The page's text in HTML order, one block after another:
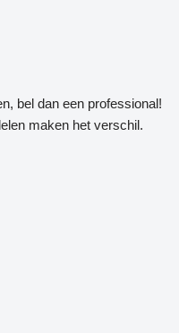
bel dan een professional!
maken het verschil.